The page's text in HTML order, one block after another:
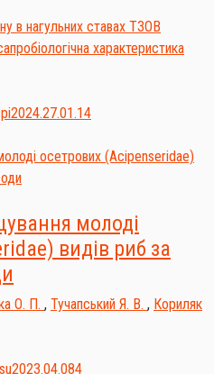
молоді
видів риб за
О. П. , Тучапський Я. В. , Кориляк